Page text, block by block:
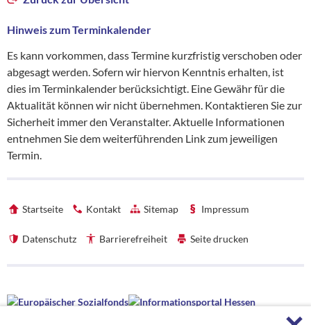
Hinweis zum Terminkalender
Es kann vorkommen, dass Termine kurzfristig verschoben oder
abgesagt werden. Sofern wir hiervon Kenntnis erhalten, ist
dies im Terminkalender berücksichtigt. Eine Gewähr für die
Aktualität können wir nicht übernehmen. Kontaktieren Sie zur
Sicherheit immer den Veranstalter. Aktuelle Informationen
entnehmen Sie dem weiterführenden Link zum jeweiligen
Termin.
Startseite Kontakt Sitemap Impressum
Datenschutz Barrierefreiheit Seite drucken